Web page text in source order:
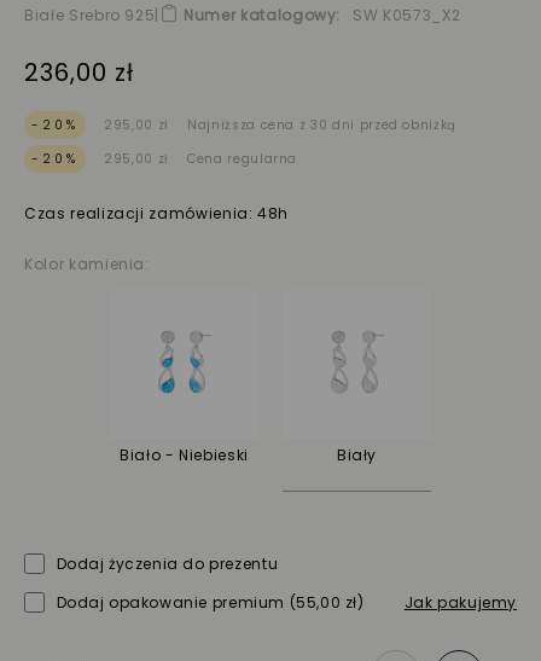
Białe Srebro 925| Numer katalogowy SW K0573_X2
236,00 zł
-20% 295,00 zł
Najniższa cena z 30 dni przed obniżką
-20%
295,00 zł Cena regularna
Czas realizacji zamówienia: 48h
Kolor kamienia:
Biało - Niebieski Biały
Dodaj życzenia do prezentu
Dodaj opakowanie premium (55,00 zł) Jak pakujemy